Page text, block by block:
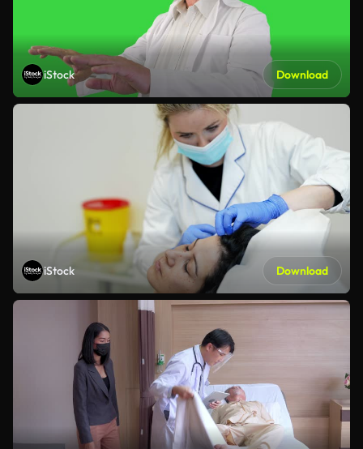
iStock Download
iStock Download